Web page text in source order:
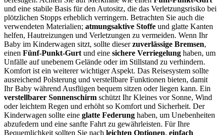
und eine stabile Basis für den Autositz, die das Verletzungsrisiko bei
plötzlichen Stopps erheblich verringern. Betrachten Sie auch die
verwendeten Materialien; atmungsaktive Stoffe und glatte Kanten
helfen, Hautreizungen und Verletzungen zu vermeiden. Wenn Ihr
Baby im Kinderwagen sitzt, sollte dieserzuverlässige Bremsen,
einen Fünf-Punkt-Gurt und eine sichere Verriegelung haben, um
Unfälle auf unebenem Gelände oder im Stillstand zu verhindern.
Komfort ist ein weiterer wichtiger Aspekt. Das Reisesystem sollte
ausreichend Polsterung und verstellbare Funktionen bieten, damit
Ihr Baby während Ausflügen bequem sitzen oder liegen kann. Ein
verstellbarer Sonnenschirm schützt Ihr Kleines vor Sonne, Wind
oder leichtem Regen und erhöht so Komfort und Sicherheit. Der
Kinderwagen sollte eine glatte Federung haben, um Unebenheiten
abzufedern und eine sanfte Fahrt zu gewährleisten. Für Ihre
Bequemlichkeit sollten Sie nach leichten Optionen, einfach